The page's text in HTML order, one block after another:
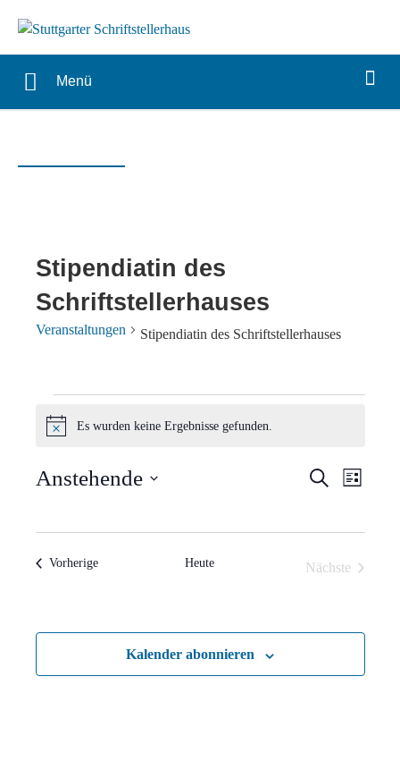
Menü
Stipendiatin des
Schriftstellerhauses
Veranstaltungen Stipendiatin des Schriftstellerhauses
Veranstaltungen
Hinweis
Es wurden keine Ergebnisse gefunden.
SucheListe
Anstehende
wählen.
VorherigeVeranstaltungen Heute
Nächste
Kalender abonnieren